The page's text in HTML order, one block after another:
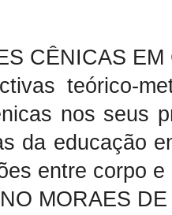
CÊNICAS
teórico-
nos seus
da educação
entre corpo
MORAES